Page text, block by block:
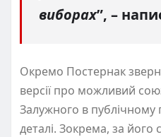
виборах”, –
Окремо Постернак
версії про можливий
Залужного в публічному
деталі. Зокрема, за